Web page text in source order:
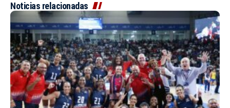
Noticias relacionadas